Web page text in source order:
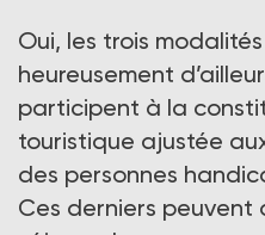
Oui, les trois
heureusement
participent à la
touristique ajustée
des personnes
Ces derniers peuvent